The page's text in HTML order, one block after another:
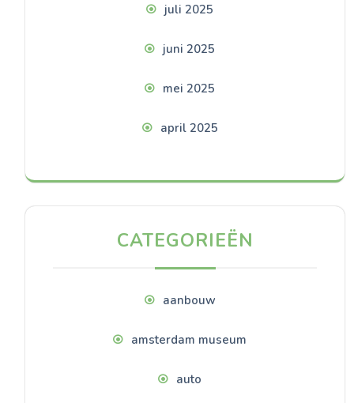
juli 2025
juni 2025
mei 2025
april 2025
CATEGORIEËN
aanbouw
amsterdam museum
auto